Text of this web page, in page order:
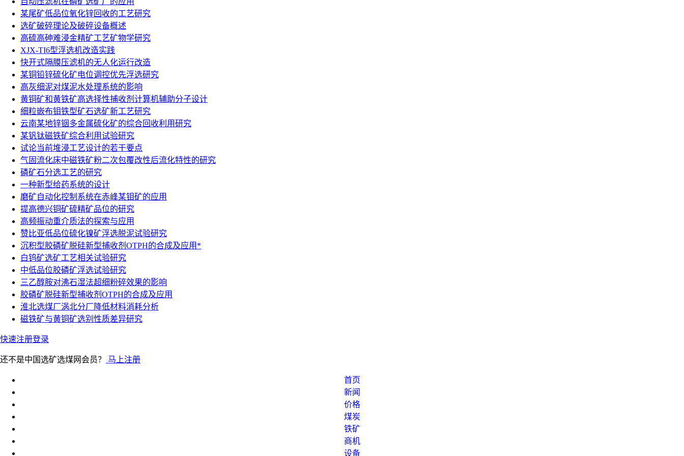
某尾矿低品位氧化锌回收的工艺研究
选矿破碎理论及破碎设备概述
高硫高砷难浸金精矿工艺矿物学研究
XJX-TI6型浮选机改造实践
快开式隔膜压滤机的无人化运行改造
某铜铅锌硫化矿电位调控优先浮选研究
高灰细泥对煤泥水处理系统的影响
黄铜矿和黄铁矿高选择性捕收剂计算机辅助分子设计
细粒嵌布钼铁型矿石选矿新工艺研究
云南某地锌铟多金属硫化矿的综合回收利用研究
某钒钛磁铁矿综合利用试验研究
试论当前堆浸工艺设计的若干要点
气固流化床中磁铁矿粉二次包覆改性后流化特性的研究
磷矿石分选工艺的研究
一种新型给药系统的设计
磨矿自动化控制系统在赤峰某钼矿的应用
提高德兴铜矿硫精矿品位的研究
高频振动重介质法的探索与应用
赞比亚低品位硫化镍矿浮选脱泥试验研究
沉积型胶磷矿脱硅新型捕收剂OTPH的合成及应用*
白钨矿选矿工艺相关试验研究
中低品位胶磷矿浮选试验研究
三乙醇胺对沸石湿法超细粉碎效果的影响
胶磷矿脱硅新型捕收剂OTPH的合成及应用
淮北选煤厂涡北分厂降低材料消耗分析
磁铁矿与黄铜矿选别性质差异研究
快速注册登录
还不是中国选矿选煤网会员？ 马上注册
首页
新闻
价格
煤炭
铁矿
商机
设备